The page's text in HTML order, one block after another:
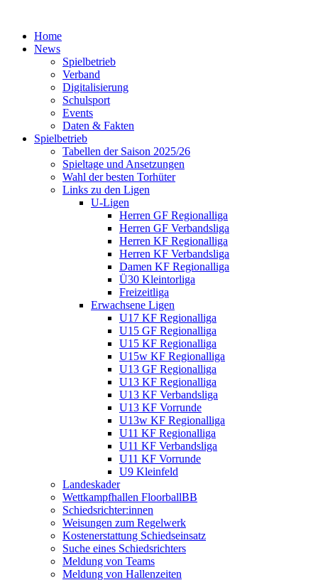
Home
News
Spielbetrieb
Verband
Digitalisierung
Schulsport
Events
Daten & Fakten
Spielbetrieb
Tabellen der Saison 2025/26
Spieltage und Ansetzungen
Wahl der besten Torhüter
Links zu den Ligen
U-Ligen
Herren GF Regionalliga
Herren GF Verbandsliga
Herren KF Regionalliga
Herren KF Verbandsliga
Damen KF Regionalliga
Ü30 Kleintorliga
Freizeitliga
Erwachsene Ligen
U17 KF Regionalliga
U15 GF Regionalliga
U15 KF Regionalliga
U15w KF Regionalliga
U13 GF Regionalliga
U13 KF Regionalliga
U13 KF Verbandsliga
U13 KF Vorrunde
U13w KF Regionalliga
U11 KF Regionalliga
U11 KF Verbandsliga
U11 KF Vorrunde
U9 Kleinfeld
Landeskader
Wettkampfhallen FloorballBB
Schiedsrichter:innen
Weisungen zum Regelwerk
Kostenerstattung Schiedseinsatz
Suche eines Schiedsrichters
Meldung von Teams
Meldung von Hallenzeiten